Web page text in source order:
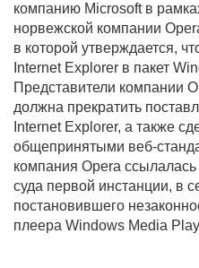
компанию Microsoft в
норвежской компании
в которой утверждается,
Internet Explorer в пакет
Представители компании
должна прекратить
Internet Explorer, а также
общепринятыми веб-
компания Opera
суда первой инстанции, в
постановившего
плеера Windows Media